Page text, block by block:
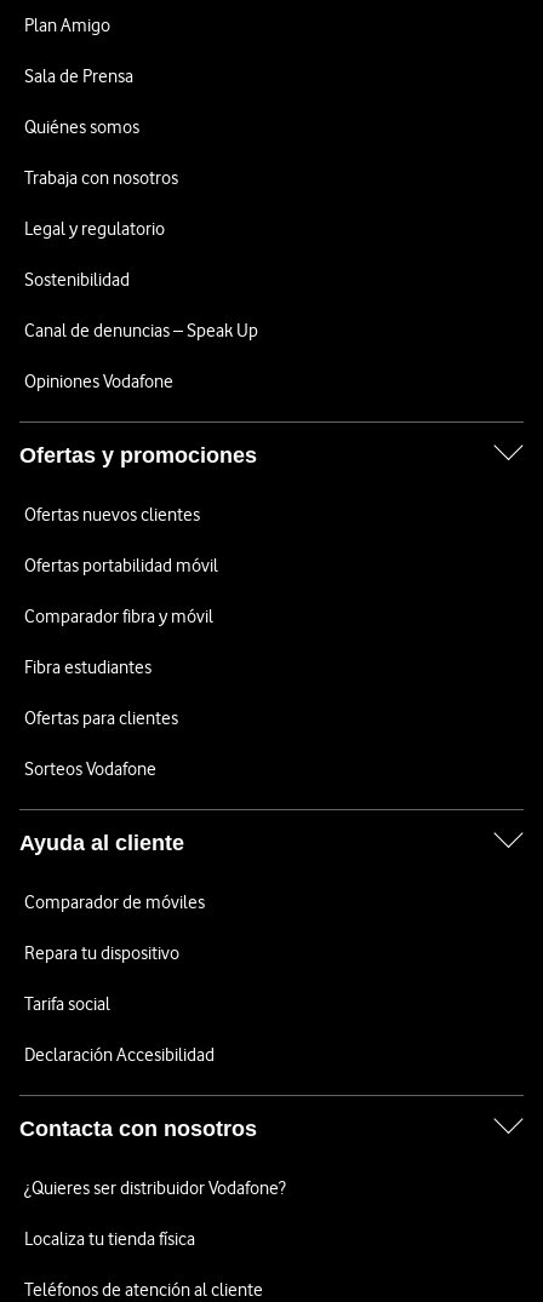
Plan Amigo
Sala de Prensa
Quiénes somos
Trabaja con nosotros
Legal y regulatorio
Sostenibilidad
Canal de denuncias – Speak Up
Opiniones Vodafone
Ofertas y promociones
Ofertas nuevos clientes
Ofertas portabilidad móvil
Comparador fibra y móvil
Fibra estudiantes
Ofertas para clientes
Sorteos Vodafone
Ayuda al cliente
Comparador de móviles
Repara tu dispositivo
Tarifa social
Declaración Accesibilidad
Contacta con nosotros
¿Quieres ser distribuidor Vodafone?
Localiza tu tienda física
Teléfonos de atención al cliente